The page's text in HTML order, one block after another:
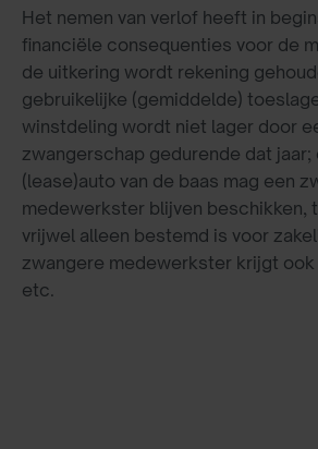
Het nemen van verlof heeft in
financiële consequenties voor de
de uitkering wordt rekening
gebruikelijke (gemiddelde)
winstdeling wordt niet lager door
zwangerschap gedurende dat jaar;
(lease)auto van de baas mag een
medewerkster blijven beschikken,
vrijwel alleen bestemd is voor
zwangere medewerkster krijgt
etc.